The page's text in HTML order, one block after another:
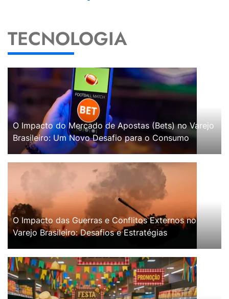
TECNOLOGIA
O Impacto do Mercado de Apostas (Bets) no Varejo
Brasileiro: Um Novo Desafio para o Consumo
O Impacto das Guerras e Conflitos Externos no
Varejo Brasileiro: Desafios e Estratégias